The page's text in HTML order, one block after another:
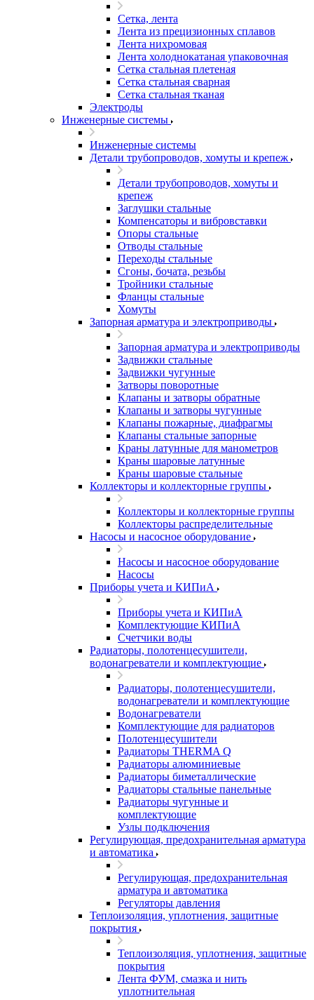
Сетка, лента
Лента из прецизионных сплавов
Лента нихромовая
Лента холоднокатаная упаковочная
Сетка стальная плетеная
Сетка стальная сварная
Сетка стальная тканая
Электроды
Инженерные системы
Инженерные системы
Детали трубопроводов, хомуты и крепеж
Детали трубопроводов, хомуты и
крепеж
Заглушки стальные
Компенсаторы и вибровставки
Опоры стальные
Отводы стальные
Переходы стальные
Сгоны, бочата, резьбы
Тройники стальные
Фланцы стальные
Хомуты
Запорная арматура и электроприводы
Запорная арматура и электроприводы
Задвижки стальные
Задвижки чугунные
Затворы поворотные
Клапаны и затворы обратные
Клапаны и затворы чугунные
Клапаны пожарные, диафрагмы
Клапаны стальные запорные
Краны латунные для манометров
Краны шаровые латунные
Краны шаровые стальные
Коллекторы и коллекторные группы
Коллекторы и коллекторные группы
Коллекторы распределительные
Насосы и насосное оборудование
Насосы и насосное оборудование
Насосы
Приборы учета и КИПиА
Приборы учета и КИПиА
Комплектующие КИПиА
Счетчики воды
Радиаторы, полотенцесушители,
водонагреватели и комплектующие
Радиаторы, полотенцесушители,
водонагреватели и комплектующие
Водонагреватели
Комплектующие для радиаторов
Полотенцесушители
Радиаторы THERMA Q
Радиаторы алюминиевые
Радиаторы биметаллические
Радиаторы стальные панельные
Радиаторы чугунные и
комплектующие
Узлы подключения
Регулирующая, предохранительная арматура
и автоматика
Регулирующая, предохранительная
арматура и автоматика
Регуляторы давления
Теплоизоляция, уплотнения, защитные
покрытия
Теплоизоляция, уплотнения, защитные
покрытия
Лента ФУМ, смазка и нить
уплотнительная